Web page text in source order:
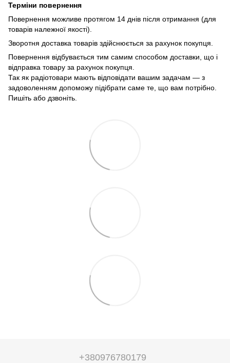
Терміни повернення
Повернення можливе протягом 14 днів після отримання (для
товарів належної якості).
Зворотня доставка товарів здійснюється за рахунок покупця.
Повернення відбувається тим самим способом доставки, що і
відправка товару за рахунок покупця.
Так як радіотовари мають відповідати вашим задачам — з
задоволенням допоможу підібрати саме те, що вам потрібно.
Пишіть або дзвоніть.
+380976780179